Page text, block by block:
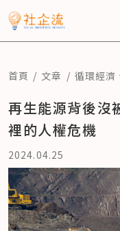
首頁 文章 循環經濟
再生能源背後沒
裡的人權危機
2024.04.25